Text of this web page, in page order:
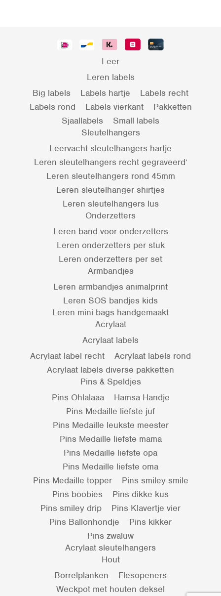
Leer
Leren labels
Big labels
Labels hartje
Labels recht
Labels rond
Labels vierkant
Pakketten
Sjaallabels
Small labels
Sleutelhangers
Leervacht sleutelhangers hartje
Leren sleutelhangers recht gegraveerd’
Leren sleutelhangers rond 45mm
Leren sleutelhanger shirtjes
Leren sleutelhangers lus
Onderzetters
Leren band voor onderzetters
Leren onderzetters per stuk
Leren onderzetters per set
Armbandjes
Leren armbandjes animalprint
Leren SOS bandjes kids
Leren mini bags handgemaakt
Acrylaat
Acrylaat labels
Acrylaat label recht
Acrylaat labels rond
Acrylaat labels diverse pakketten
Pins & Speldjes
Pins Ohlalaaa
Hamsa Handje
Pins Medaille liefste juf
Pins Medaille leukste meester
Pins Medaille liefste mama
Pins Medaille liefste opa
Pins Medaille liefste oma
Pins Medaille topper
Pins smiley smile
Pins boobies
Pins dikke kus
Pins smiley drip
Pins Klavertje vier
Pins Ballonhondje
Pins kikker
Pins zwaluw
Acrylaat sleutelhangers
Hout
Borrelplanken
Flesopeners
Weckpot met houten deksel